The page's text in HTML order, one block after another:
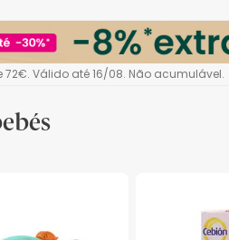
Válido até 16/08. Não acumulável.